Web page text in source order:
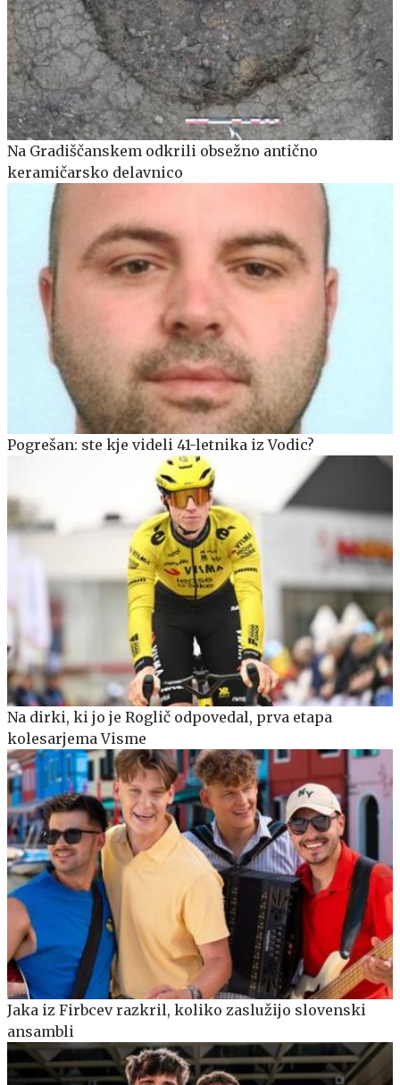
Na Gradiščanskem odkrili obsežno antično
keramičarsko delavnico
Pogrešan: ste kje videli 41-letnika iz Vodic?
Na dirki, ki jo je Roglič odpovedal, prva etapa
kolesarjema Visme
Jaka iz Firbcev razkril, koliko zaslužijo slovenski
ansambli